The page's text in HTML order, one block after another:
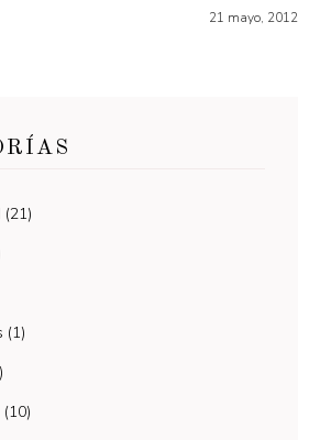
21 mayo, 2012
(21)
(1)
(10)